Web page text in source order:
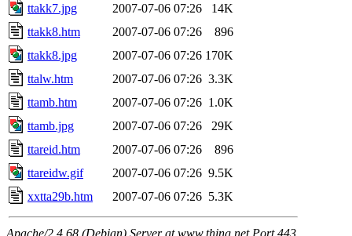
ttakk7.jpg
2007-07-06 07:26
14K
ttakk8.htm
2007-07-06 07:26
896
ttakk8.jpg
2007-07-06 07:26 170K
ttalw.htm
2007-07-06 07:26 3.3K
ttamb.htm
2007-07-06 07:26 1.0K
ttamb.jpg
2007-07-06 07:26
29K
ttareid.htm
2007-07-06 07:26
896
ttareidw.gif
2007-07-06 07:26 9.5K
xxtta29b.htm
2007-07-06 07:26 5.3K
Apache/2.4.68 (Debian) Server at www.thing.net Port 443